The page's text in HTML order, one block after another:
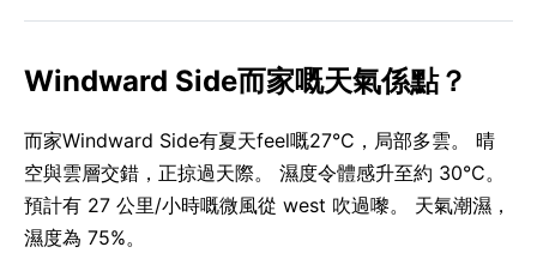
Windward Side而家嘅天氣係點？
而家Windward Side有夏天feel嘅27°C，局部多雲。 晴
空與雲層交錯，正掠過天際。 濕度令體感升至約 30°C。
預計有 27 公里/小時嘅微風從 west 吹過嚟。 天氣潮濕，
濕度為 75%。